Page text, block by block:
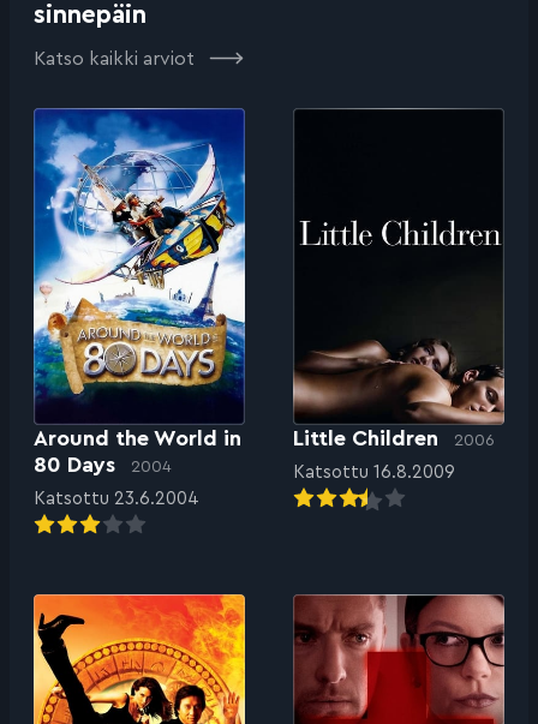
sinnepäin
Katso kaikki arviot
Around the World in
80 Days
2004
Katsottu 23.6.2004
Little Children 2006
Katsottu 16.8.2009